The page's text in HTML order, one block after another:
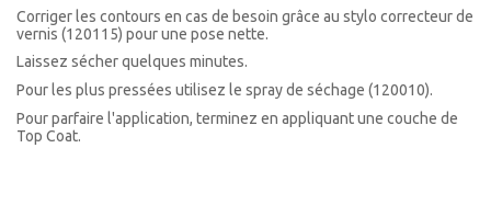
Corriger les contours en cas de besoin grâce au stylo correcteur de
vernis (120115) pour une pose nette.
Laissez sécher quelques minutes.
Pour les plus pressées utilisez le spray de séchage (120010).
Pour parfaire l'application, terminez en appliquant une couche de
Top Coat.